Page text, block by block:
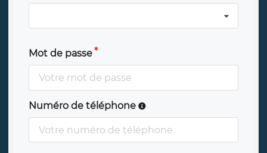
Mot de passe
Numéro de téléphone